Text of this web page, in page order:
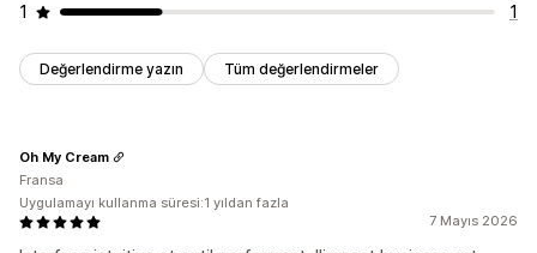
1
1
Değerlendirme yazın Tüm değerlendirmeler
7 Mayıs 2026
Oh My Cream
Fransa
Uygulamayı kullanma süresi:1 yıldan fazla